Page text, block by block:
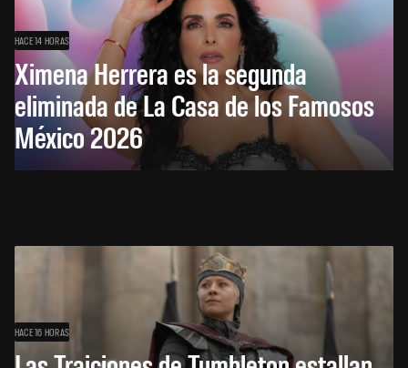
HACE 14 HORAS
Ximena Herrera es la segunda
eliminada de La Casa de los Famosos
México 2026
HACE 16 HORAS